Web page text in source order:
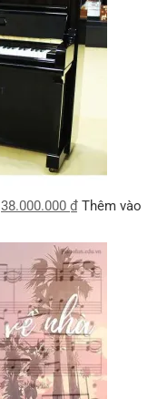
38.000.000 ₫ Thêm vào